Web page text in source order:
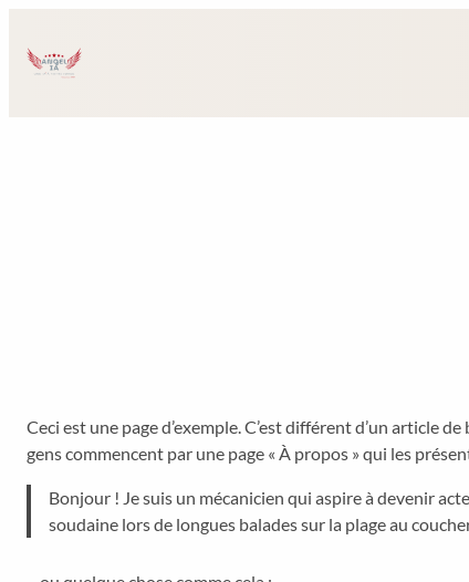
contenu
Ceci est une page d’exemple. C’est différent d’un article
gens commencent par une page « À propos » qui les
Bonjour ! Je suis un mécanicien qui aspire à devenir
soudaine lors de longues balades sur la plage au